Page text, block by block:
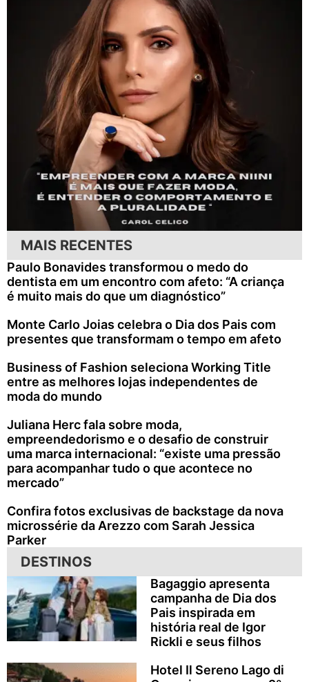
MAIS RECENTES
Paulo Bonavides transformou o medo do
dentista em um encontro com afeto: “A criança
é muito mais do que um diagnóstico”
Monte Carlo Joias celebra o Dia dos Pais com
presentes que transformam o tempo em afeto
Business of Fashion seleciona Working Title
entre as melhores lojas independentes de
moda do mundo
Juliana Herc fala sobre moda,
empreendedorismo e o desafio de construir
uma marca internacional: “existe uma pressão
para acompanhar tudo o que acontece no
mercado”
Confira fotos exclusivas de backstage da nova
microssérie da Arezzo com Sarah Jessica
Parker
DESTINOS
Bagaggio apresenta
campanha de Dia dos
Pais inspirada em
história real de Igor
Rickli e seus filhos
Hotel Il Sereno Lago di